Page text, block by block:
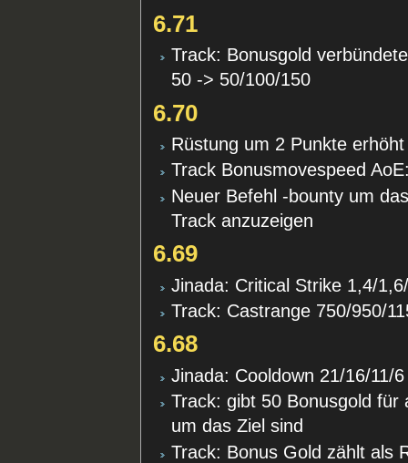
6.71
Track: Bonusgold
50 -> 50/100/150
6.70
Rüstung um 2 Punkte erhöht
Track Bonusmovespeed
Neuer Befehl -bounty um
Track anzuzeigen
6.69
Jinada: Critical Strike 1,4/
Track: Castrange 750/950/
6.68
Jinada: Cooldown 21/16/11/
Track: gibt 50 Bonusgold für
um das Ziel sind
Track: Bonus Gold zählt als